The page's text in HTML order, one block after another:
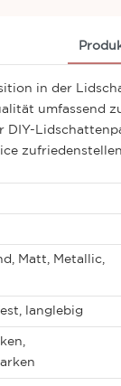
in der
umfassend
Matt, Metallic,
langlebig